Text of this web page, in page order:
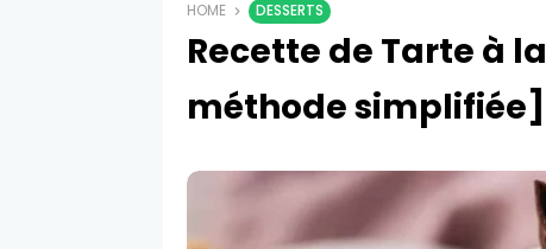
HOME DESSERTS
Recette de Tarte à
méthode simplifiée]